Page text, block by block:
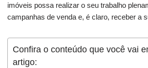
imóveis possa realizar o seu trabalho
campanhas de venda e, é claro, receber a
Confira o conteúdo que você vai
artigo: